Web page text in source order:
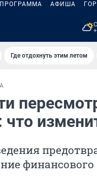
АФИША
Где отдохнуть этим летом